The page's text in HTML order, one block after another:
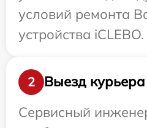
условий ремонта
устройства iCLEBO.
2
Выезд
Сервисный